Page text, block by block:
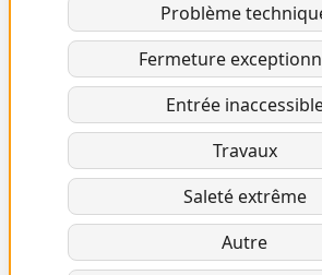
Problème
Fermeture
Entrée
Travaux
Saleté extrême
Autre